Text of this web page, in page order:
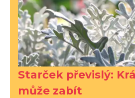
Starček převislý:
může zabít